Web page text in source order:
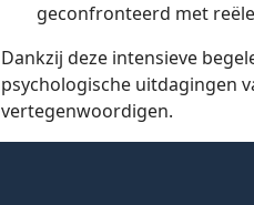
geconfronteerd met
Dankzij deze intensieve
psychologische uitdagingen
vertegenwoordigen.